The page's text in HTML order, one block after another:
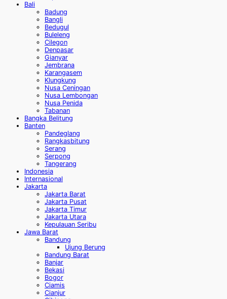
Bali
Badung
Bangli
Bedugul
Buleleng
Cilegon
Denpasar
Gianyar
Jembrana
Karangasem
Klungkung
Nusa Ceningan
Nusa Lembongan
Nusa Penida
Tabanan
Bangka Belitung
Banten
Pandeglang
Rangkasbitung
Serang
Serpong
Tangerang
Indonesia
Internasional
Jakarta
Jakarta Barat
Jakarta Pusat
Jakarta Timur
Jakarta Utara
Kepulauan Seribu
Jawa Barat
Bandung
Ujung Berung
Bandung Barat
Banjar
Bekasi
Bogor
Ciamis
Cianjur